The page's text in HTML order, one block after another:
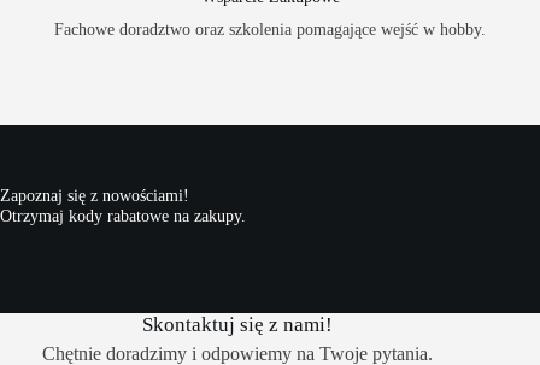
Fachowe doradztwo oraz szkolenia pomagające wejść w hobby.
Zapoznaj się z nowościami!
Otrzymaj kody rabatowe na zakupy.
Skontaktuj się z nami!
Chętnie doradzimy i odpowiemy na Twoje pytania.